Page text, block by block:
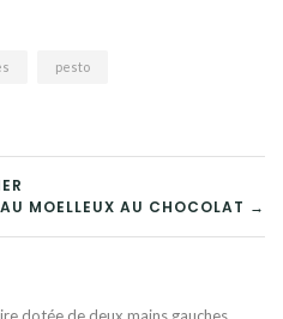
pesto
MOELLEUX AU CHOCOLAT →